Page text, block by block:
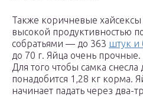
Также коричневые хайсексы
высокой продуктивностью
собратьями — до 363 штук и
до 70 г. Яйца очень
Для того чтобы самка снесла
понадобится 1,28 кг корма.
начинает падать через два-